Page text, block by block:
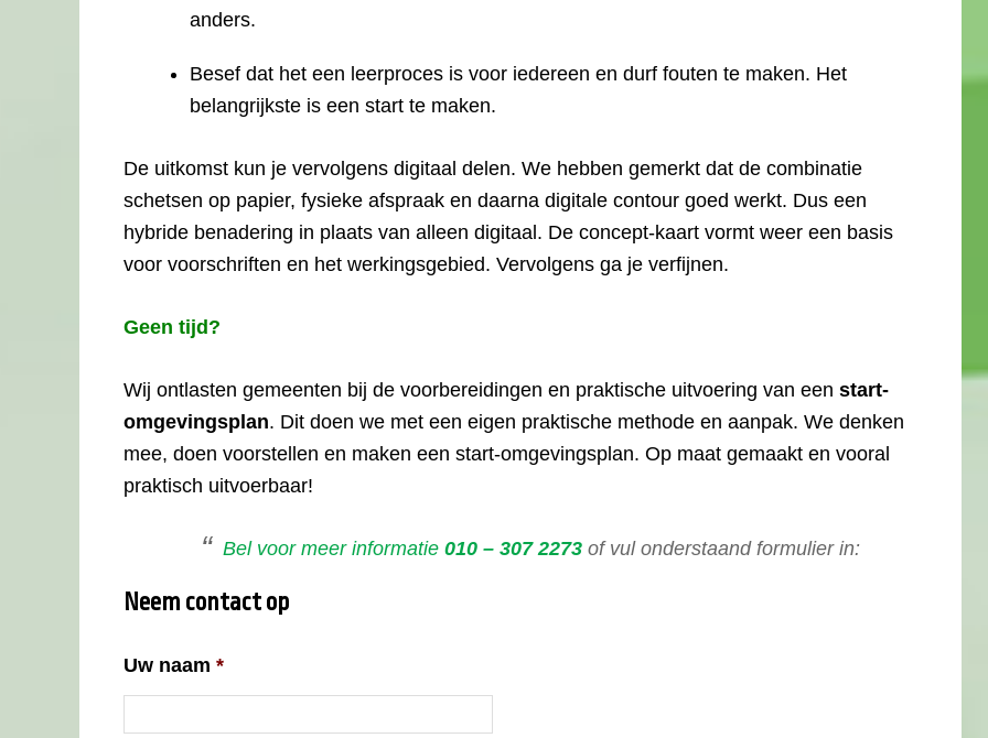
anders.
Besef dat het een leerproces is voor iedereen en durf fouten te maken. Het
belangrijkste is een start te maken.
De uitkomst kun je vervolgens digitaal delen. We hebben gemerkt dat de combinatie
schetsen op papier, fysieke afspraak en daarna digitale contour goed werkt. Dus een
hybride benadering in plaats van alleen digitaal. De concept-kaart vormt weer een basis
voor voorschriften en het werkingsgebied. Vervolgens ga je verfijnen.
Geen tijd?
Wij ontlasten gemeenten bij de voorbereidingen en praktische uitvoering van een start-
omgevingsplan. Dit doen we met een eigen praktische methode en aanpak. We denken
mee, doen voorstellen en maken een start-omgevingsplan. Op maat gemaakt en vooral
praktisch uitvoerbaar!
Bel voor meer informatie 010 – 307 2273 of vul onderstaand formulier in:
Neem contact op
Uw naam *